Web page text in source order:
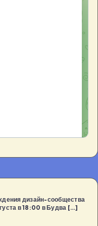
дизайн-сообщества
в 18:00 в Будва […]